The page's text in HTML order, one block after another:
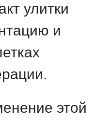
улитки
и
этой